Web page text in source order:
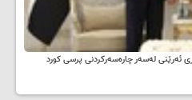
ئه‌رێنی له‌سه‌ر چاره‌سه‌ركردنی پرسی كورد